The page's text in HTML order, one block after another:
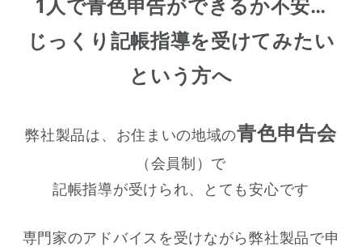
1人で青色申告ができるか不安…
じっくり記帳指導を受けてみたい
という方へ
弊社製品は、お住まいの地域の青色申告会
（会員制）で
記帳指導が受けられ、とても安心です
専門家のアドバイスを受けながら弊社製品で申